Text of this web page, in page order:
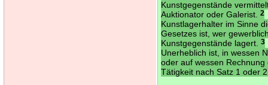
Kunstgegenstände
Auktionator oder Galerist.2
Kunstlagerhalter im Sinne
Gesetzes ist, wer
Kunstgegenstände lagert.3
Unerheblich ist, in wessen
oder auf wessen Rechnung
Tätigkeit nach Satz 1 oder